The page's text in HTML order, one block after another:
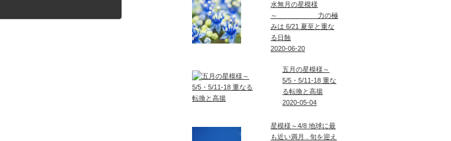
水無月の星模様
～ 力の極
みは 6/21 夏至と重な
る日蝕
2020-06-20
五月の星模様～
5/5・5/11-18 重な
る転換と高揚
2020-05-04
星模様～4/8 地球に最
も近い満月 . 旬を迎え